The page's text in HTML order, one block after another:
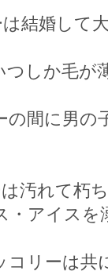
結婚して
しか毛が
間に男の
汚れて朽
・アイス
リーは共